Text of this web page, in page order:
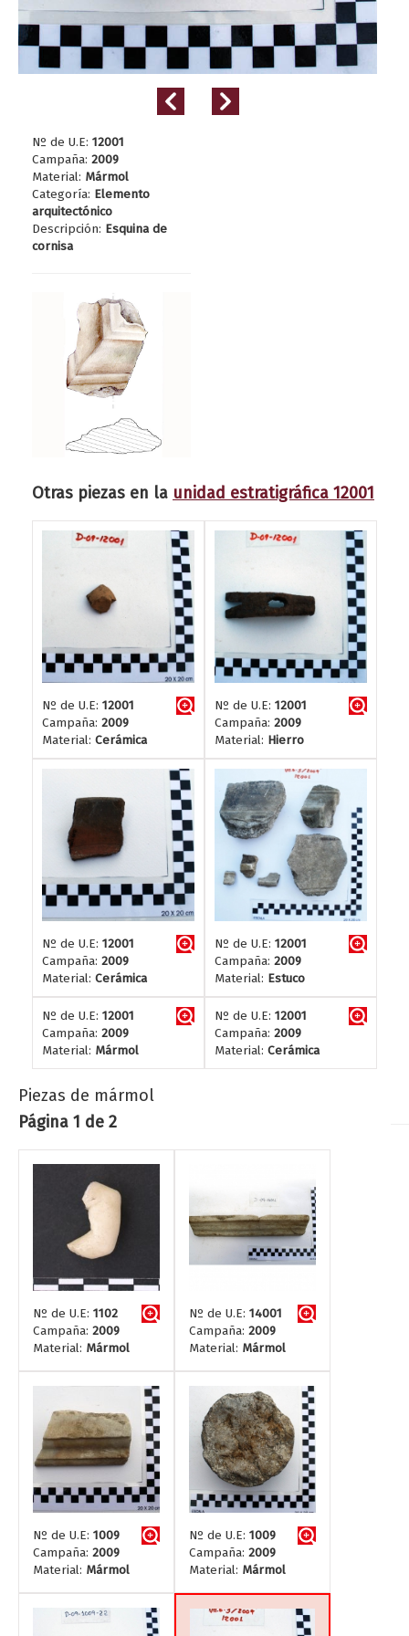
Nº de U.E: 12001
Campaña: 2009
Material: Mármol
Categoría: Elemento
arquitectónico
Descripción: Esquina de
cornisa
Otras piezas en la unidad estratigráfica 12001
Nº de U.E: 12001
Campaña: 2009
Material: Cerámica
Nº de U.E: 12001
Campaña: 2009
Material: Hierro
Nº de U.E: 12001
Campaña: 2009
Material: Cerámica
Nº de U.E: 12001
Campaña: 2009
Material: Estuco
Nº de U.E: 12001
Campaña: 2009
Material: Mármol
Nº de U.E: 12001
Campaña: 2009
Material: Cerámica
Piezas de mármol
Página 1 de 2
Nº de U.E: 1102
Campaña: 2009
Material: Mármol
Nº de U.E: 14001
Campaña: 2009
Material: Mármol
Nº de U.E: 1009
Campaña: 2009
Material: Mármol
Nº de U.E: 1009
Campaña: 2009
Material: Mármol